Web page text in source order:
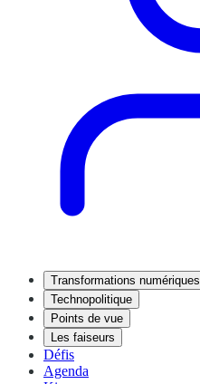
Transformations numériques
Technopolitique
Points de vue
Les faiseurs
Défis
Agenda